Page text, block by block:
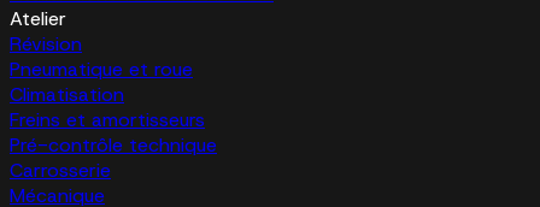
Atelier
Révision
Pneumatique et roue
Climatisation
Freins et amortisseurs
Pré-contrôle technique
Carrosserie
Mécanique